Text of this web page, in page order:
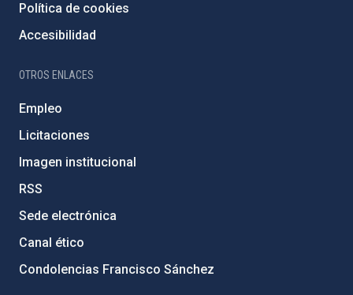
Política de cookies
Accesibilidad
OTROS ENLACES
Empleo
Licitaciones
Imagen institucional
RSS
Sede electrónica
Canal ético
Condolencias Francisco Sánchez